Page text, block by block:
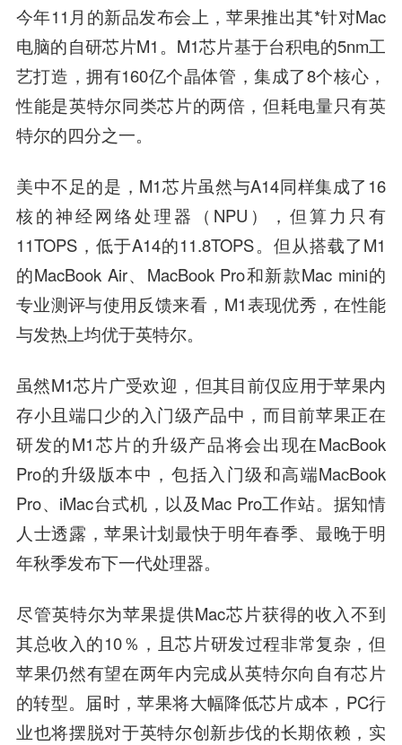
今年11月的新品发布会上，苹果推出其*针对Mac
电脑的自研芯片M1。M1芯片基于台积电的5nm工
艺打造，拥有160亿个晶体管，集成了8个核心，
性能是英特尔同类芯片的两倍，但耗电量只有英
特尔的四分之一。
美中不足的是，M1芯片虽然与A14同样集成了16
核的神经网络处理器（NPU），但算力只有
11TOPS，低于A14的11.8TOPS。但从搭载了M1
的MacBook Air、MacBook Pro和新款Mac mini的
专业测评与使用反馈来看，M1表现优秀，在性能
与发热上均优于英特尔。
虽然M1芯片广受欢迎，但其目前仅应用于苹果内
存小且端口少的入门级产品中，而目前苹果正在
研发的M1芯片的升级产品将会出现在MacBook
Pro的升级版本中，包括入门级和高端MacBook
Pro、iMac台式机，以及Mac Pro工作站。据知情
人士透露，苹果计划最快于明年春季、最晚于明
年秋季发布下一代处理器。
尽管英特尔为苹果提供Mac芯片获得的收入不到
其总收入的10％，且芯片研发过程非常复杂，但
苹果仍然有望在两年内完成从英特尔向自有芯片
的转型。届时，苹果将大幅降低芯片成本，PC行
业也将摆脱对于英特尔创新步伐的长期依赖，实